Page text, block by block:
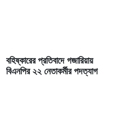
বহিষ্কারের প্রতিবাদে গজারিয়ায়
বিএনপির ২২ নেতাকর্মীর পদত্যাগ